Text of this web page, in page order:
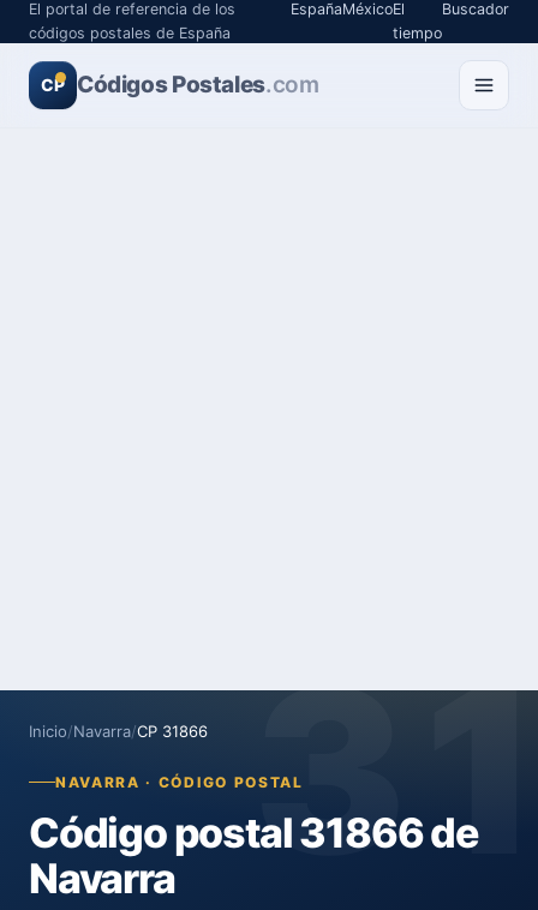
El portal de referencia de los
códigos postales de España
EspañaMéxicoEl
tiempo
Buscador
CP Códigos Postales.com
Inicio/Navarra/CP 31866
NAVARRA · CÓDIGO POSTAL
Código postal 31866 de
Navarra